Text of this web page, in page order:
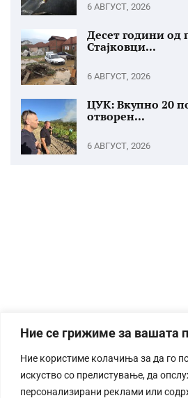
Ние се грижиме за вашата
Ние користиме колачиња за да го
искуство со прелистување, да
персонализирани реклами или
6 АВГУСТ, 2026
Десет години од
Стајковци...
6 АВГУСТ, 2026
ЦУК: Вкупно 20
отворен...
6 АВГУСТ, 2026